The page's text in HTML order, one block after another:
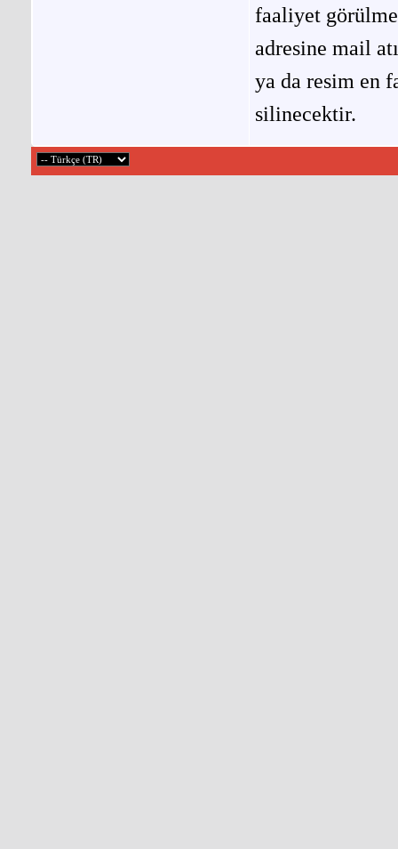
faaliyet
adresine mail
ya da resim en
silinecektir.